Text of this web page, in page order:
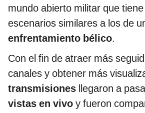
mundo abierto militar que
escenarios similares a los de
enfrentamiento bélico.
Con el fin de atraer más
canales y obtener más
transmisiones llegaron a
vistas en vivo y fueron